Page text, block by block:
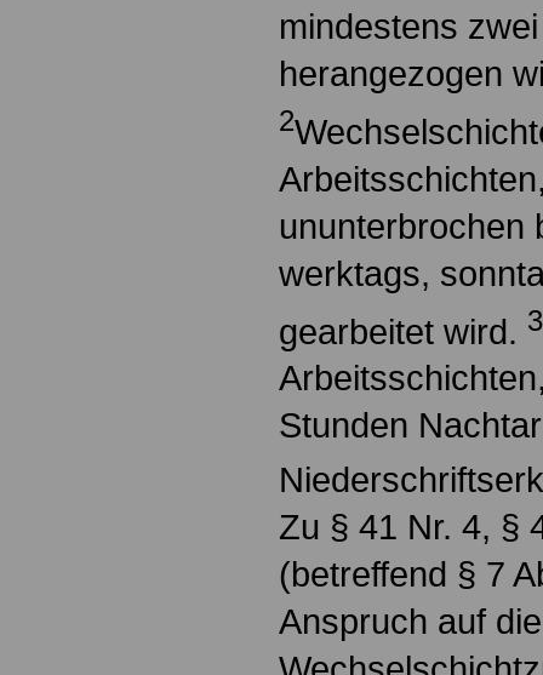
mindestens
herangezogen
2
ununterbrochen
werktags,
gearbeitet wird. 3
Stunden
Zu § 41 Nr. 4, §
(betreffend § 7
Anspruch auf die